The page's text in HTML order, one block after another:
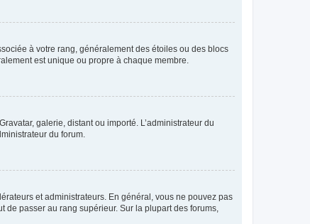
à votre rang, généralement des étoiles ou des blocs
est unique ou propre à chaque membre.
galerie, distant ou importé. L’administrateur du
du forum.
et administrateurs. En général, vous ne pouvez pas
de passer au rang supérieur. Sur la plupart des forums,